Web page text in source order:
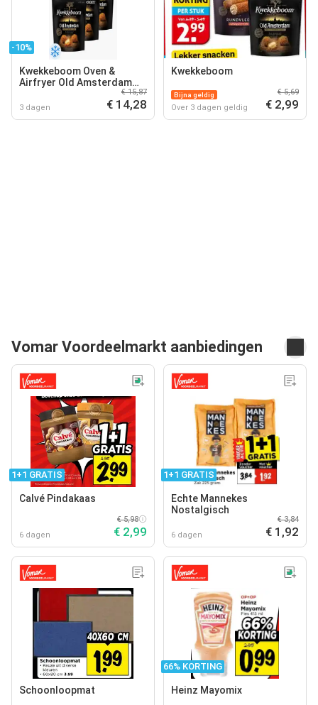
-10%
Kwekkeboom Oven &
Airfryer Old Amsterdam
3 dagen
€ 15,87
€ 14,28
Kwekkeboom
Bijna geldig
Over 3 dagen geldig
€ 5,69
€ 2,99
Vomar Voordeelmarkt aanbiedingen
1+1 GRATIS
Calvé Pindakaas
6 dagen
€ 5,98
€ 2,99
1+1 GRATIS
Echte Mannekes
Nostalgisch
6 dagen
€ 3,84
€ 1,92
Schoonloopmat
66% KORTING
Heinz Mayomix